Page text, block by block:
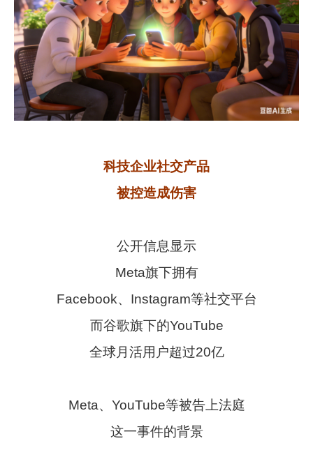
科技企业社交产品
被控造成伤害
公开信息显示
Meta旗下拥有
Facebook、Instagram等社交平台
而谷歌旗下的YouTube
全球月活用户超过20亿
Meta、YouTube等被告上法庭
这一事件的背景